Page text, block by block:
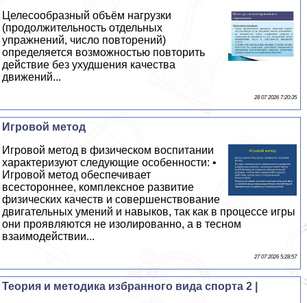
Целесообразный объём нагрузки
(продолжительность отдельных
упражнений, число повторений)
определяется возможностью повторить
действие без ухудшения качества
движений...
28 07 2026 7:20:35
Игровой метод
Игровой метод в физическом воспитании
хаpaктеризуют следующие особенности: •
Игровой метод обеспечивает
всестороннее, комплексное развитие
физических качеств и совершенствование
двигательных умений и навыков, так как в процессе игры
они проявляются не изолированно, а в тесном
взаимодействии...
27 07 2026 5:28:57
Теория и методика избранного вида спорта 2 |